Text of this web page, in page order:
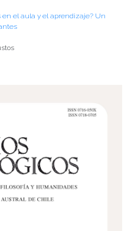
en el aula y el aprendizaje? Un